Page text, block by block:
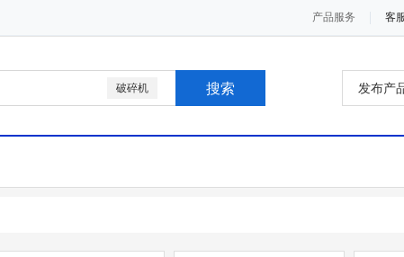
产品服务 客
破碎机 发布产